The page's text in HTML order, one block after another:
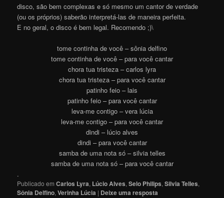
disco, são bem complexas e só mesmo um cantor de verdade
(ou os próprios) saberão interpretá-las de maneira perfeita.
E no geral, o disco é bem legal. Recomendo ;)\
tome continha de você – sônia delfino
tome continha de você – para você cantar
chora tua tristeza – carlos lyra
chora tua tristeza – para você cantar
patinho feio – lais
patinho feio – para você cantar
leva-me contigo – vera lúcia
leva-me contigo – para você cantar
dindi – lúcio alves
dindi – para você cantar
samba de uma nota só – silvia telles
samba de uma nota só – para você cantar
.
Publicado em Carlos Lyra, Lúcio Alves,Selo Philips,Silvia Telles,
Sônia Delfino,Verinha Lúcia | Deixe uma resposta